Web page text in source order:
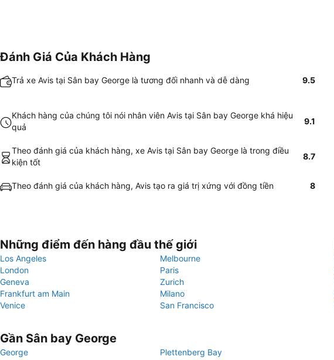
Đánh Giá Của Khách Hàng
Trả xe Avis tại Sân bay George là tương đối nhanh và dễ dàng 9.5
Khách hàng của chúng tôi nói nhân viên Avis tại Sân bay George khá hiệu
quả
9.1
Theo đánh giá của khách hàng, xe Avis tại Sân bay George là trong điều
kiện tốt
8.7
Theo đánh giá của khách hàng, Avis tạo ra giá trị xứng với đồng tiền 8
Những điểm đến hàng đầu thế giới
Los Angeles
Melbourne
London
Paris
Geneva
Zurich
Frankfurt am Main
Milano
Venice
San Francisco
Gần Sân bay George
George Plettenberg Bay